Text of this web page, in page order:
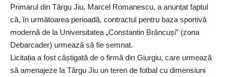
Primarul din Târgu Jiu, Marcel Romanescu, a anunțat faptul
că, în următoarea perioadă, contractul pentru baza sportivă
modernă de la Universitatea „Constantin Brâncuși” (zona
Debarcader) urmează să fie semnat.
Licitația a fost câștigată de o firmă din Giurgiu, care urmează
să amenajeze la Târgu Jiu un teren de fotbal cu dimensiuni